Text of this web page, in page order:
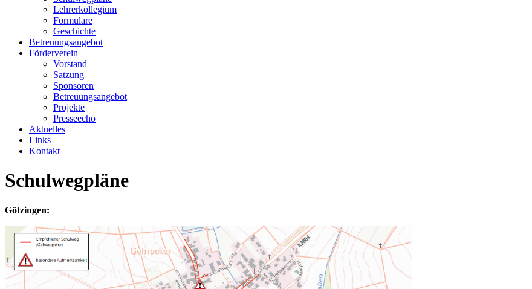
Lehrerkollegium
Formulare
Geschichte
Betreuungsangebot
Förderverein
Vorstand
Satzung
Sponsoren
Betreuungsangebot
Projekte
Presseecho
Aktuelles
Links
Kontakt
Schulwegpläne
Götzingen: